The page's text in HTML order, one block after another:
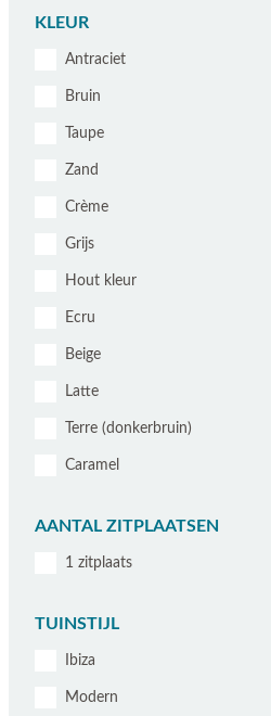
KLEUR
Antraciet
Bruin
Taupe
Zand
Crème
Grijs
Hout kleur
Ecru
Beige
Latte
Terre (donkerbruin)
Caramel
AANTAL ZITPLAATSEN
1 zitplaats
TUINSTIJL
Ibiza
Modern